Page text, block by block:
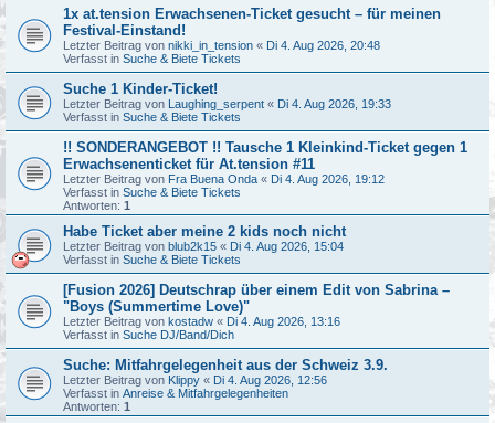
1x at.tension Erwachsenen-Ticket gesucht – für meinen
Festival-Einstand!
Letzter Beitrag von nikki_in_tension « Di 4. Aug 2026, 20:48
Verfasst in Suche & Biete Tickets
Suche 1 Kinder-Ticket!
Letzter Beitrag von Laughing_serpent « Di 4. Aug 2026, 19:33
Verfasst in Suche & Biete Tickets
!! SONDERANGEBOT !! Tausche 1 Kleinkind-Ticket gegen 1
Erwachsenenticket für At.tension #11
Letzter Beitrag von Fra Buena Onda « Di 4. Aug 2026, 19:12
Verfasst in Suche & Biete Tickets
Antworten: 1
Habe Ticket aber meine 2 kids noch nicht
Letzter Beitrag von blub2k15 « Di 4. Aug 2026, 15:04
Verfasst in Suche & Biete Tickets
[Fusion 2026] Deutschrap über einem Edit von Sabrina –
"Boys (Summertime Love)"
Letzter Beitrag von kostadw « Di 4. Aug 2026, 13:16
Verfasst in Suche DJ/Band/Dich
Suche: Mitfahrgelegenheit aus der Schweiz 3.9.
Letzter Beitrag von Klippy « Di 4. Aug 2026, 12:56
Verfasst in Anreise & Mitfahrgelegenheiten
Antworten: 1